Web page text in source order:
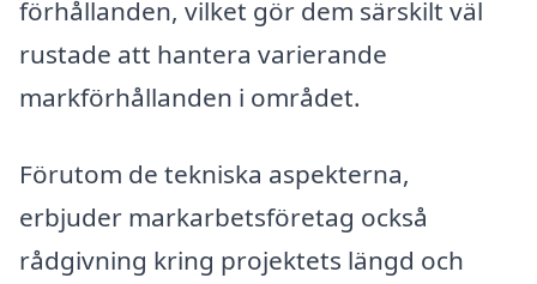
förhållanden, vilket gör dem särskilt väl
rustade att hantera varierande
markförhållanden i området.
Förutom de tekniska aspekterna,
erbjuder markarbetsföretag också
rådgivning kring projektets längd och